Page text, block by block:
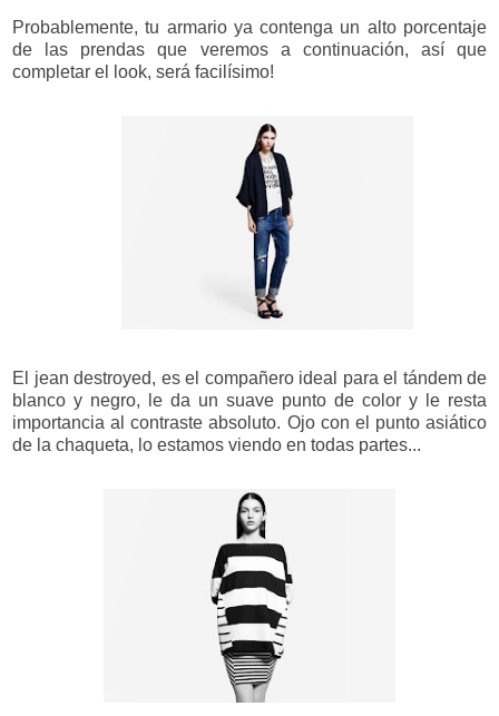
Probablemente, tu armario ya contenga un alto porcentaje
de las prendas que veremos a continuación, así que
completar el look, será facilísimo!
El jean destroyed, es el compañero ideal para el tándem de
blanco y negro, le da un suave punto de color y le resta
importancia al contraste absoluto. Ojo con el punto asiático
de la chaqueta, lo estamos viendo en todas partes...